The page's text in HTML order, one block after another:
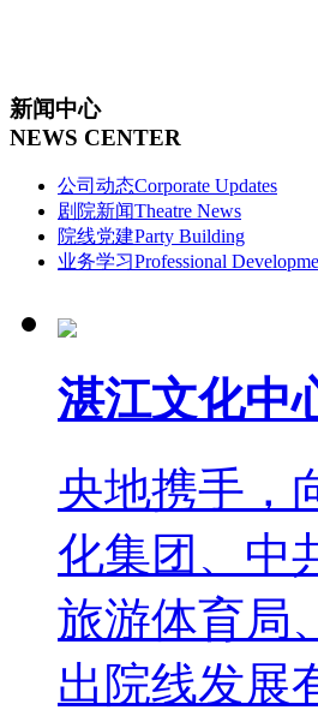
新闻中心
NEWS CENTER
公司动态Corporate Updates
剧院新闻Theatre News
院线党建Party Building
业务学习Professional
湛江文化中
央地携手，
化集团、中
旅游体育局
出院线发展